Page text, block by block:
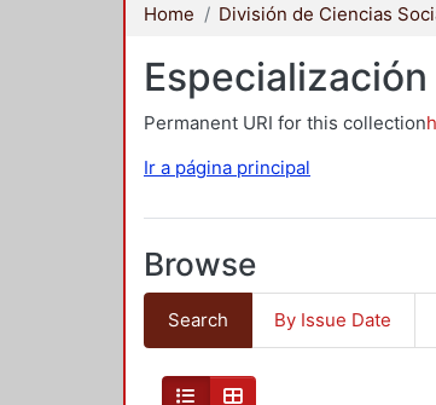
Home
Permanent URI for this collection
Ir a página principal
Browse
Search By Issue Date